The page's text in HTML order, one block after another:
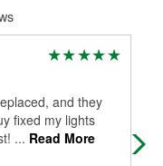
and they
fixed my lights
... Read More